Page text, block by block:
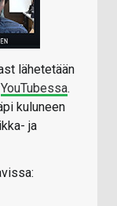
lähetetään
YouTubessa.
kuluneen
ja